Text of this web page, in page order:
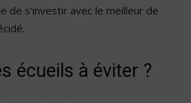
de s’investir avec le meilleur de
écueils à éviter ?